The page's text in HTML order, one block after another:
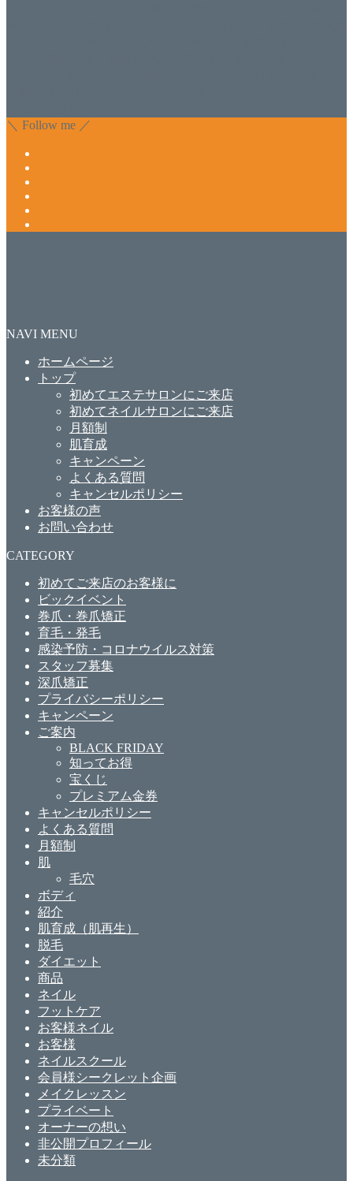
＼ Follow me ／
NAVI MENU
ホームページ
トップ
初めてエステサロンにご来店
初めてネイルサロンにご来店
月額制
肌育成
キャンペーン
よくある質問
キャンセルポリシー
お客様の声
お問い合わせ
CATEGORY
初めてご来店のお客様に
ビックイベント
巻爪・巻爪矯正
育毛・発毛
感染予防・コロナウイルス対策
スタッフ募集
深爪矯正
プライバシーポリシー
キャンペーン
ご案内
BLACK FRIDAY
知ってお得
宝くじ
プレミアム金券
キャンセルポリシー
よくある質問
月額制
肌
毛穴
ボディ
紹介
肌育成（肌再生）
脱毛
ダイエット
商品
ネイル
フットケア
お客様ネイル
お客様
ネイルスクール
会員様シークレット企画
メイクレッスン
プライベート
オーナーの想い
非公開プロフィール
未分類